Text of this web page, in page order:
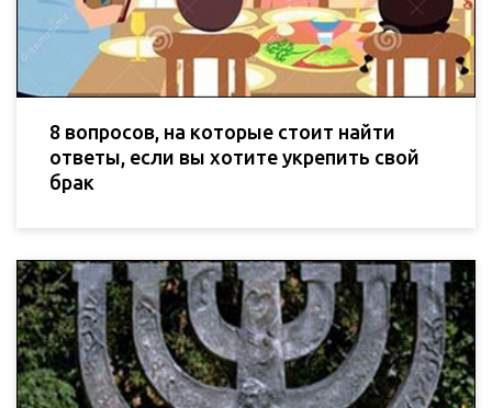
8 вопросов, на которые стоит найти
ответы, если вы хотите укрепить свой
брак